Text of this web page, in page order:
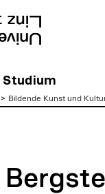
Studium
> Bildende Kunst und